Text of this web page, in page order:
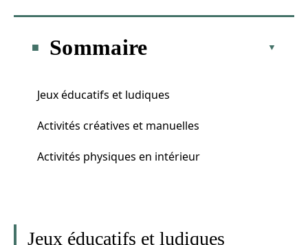
Sommaire
Jeux éducatifs et ludiques
Activités créatives et manuelles
Activités physiques en intérieur
Jeux éducatifs et ludiques